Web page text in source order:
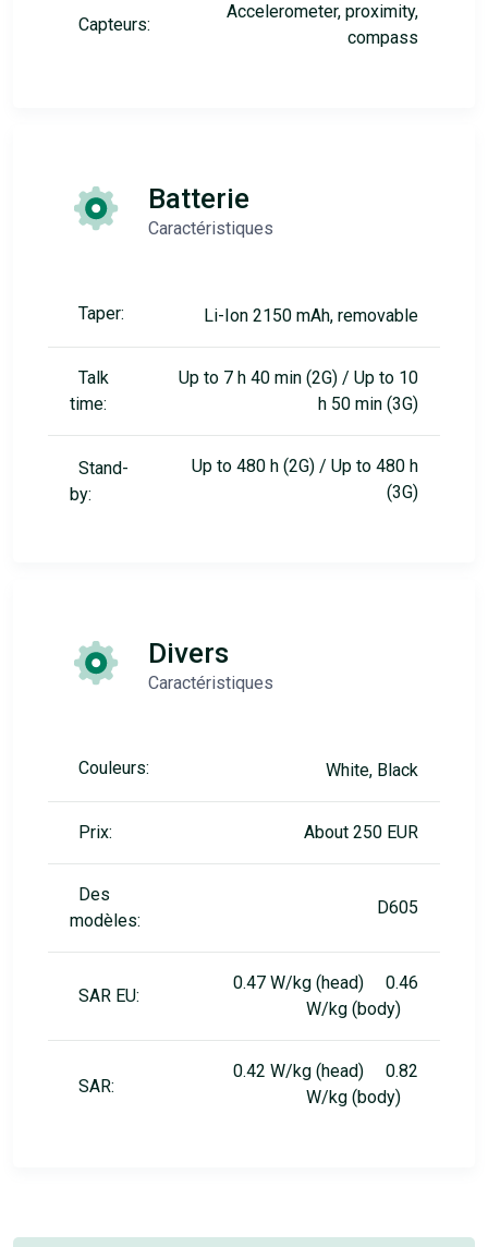
Capteurs:
Accelerometer, proximity,
compass
Batterie
Caractéristiques
Taper: Li-Ion 2150 mAh, removable
Talk
time:
Up to 7 h 40 min (2G) / Up to 10
h 50 min (3G)
Stand-
by:
Up to 480 h (2G) / Up to 480 h
(3G)
Divers
Caractéristiques
Couleurs: White, Black
Prix: About 250 EUR
Des
modèles:
D605
SAR EU:
0.47 W/kg (head) 0.46
W/kg (body)
SAR:
0.42 W/kg (head) 0.82
W/kg (body)